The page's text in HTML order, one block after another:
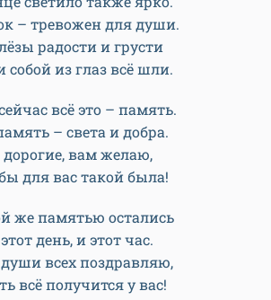
пусть мой одноклассник
жизни, конечно, найдёт.
малою праздник,
года вновь сюда позовёт!
***
девчонка,
смотрю на вас сейчас.
последний школьный час.
светило также ярко.
– тревожен для души.